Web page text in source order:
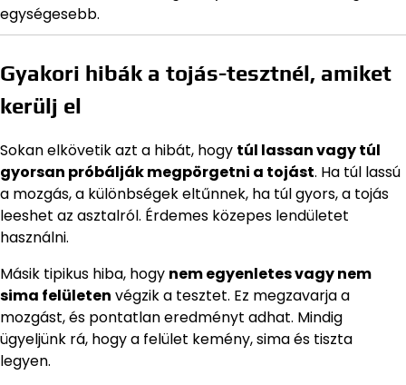
egységesebb.
Gyakori hibák a tojás-tesztnél, amiket
kerülj el
Sokan elkövetik azt a hibát, hogy túl lassan vagy túl
gyorsan próbálják megpörgetni a tojást. Ha túl lassú
a mozgás, a különbségek eltűnnek, ha túl gyors, a tojás
leeshet az asztalról. Érdemes közepes lendületet
használni.
Másik tipikus hiba, hogy nem egyenletes vagy nem
sima felületen végzik a tesztet. Ez megzavarja a
mozgást, és pontatlan eredményt adhat. Mindig
ügyeljünk rá, hogy a felület kemény, sima és tiszta
legyen.